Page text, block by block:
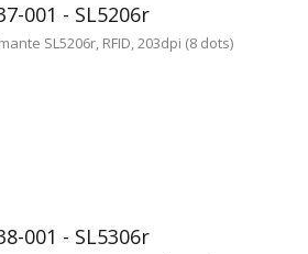
001 - SL5206r
SL5206r, RFID, 203dpi (8 dots)
001 - SL5306r